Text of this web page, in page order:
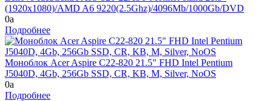
(1920x1080)/AMD A6 9220(2.5Ghz)/4096Mb/1000Gb/DVD
0a
Подробнее
Моноблок Acer Aspire C22-820 21.5" FHD Intel Pentium
J5040D, 4Gb, 256Gb SSD, CR, KB, M, Silver, NoOS
0a
Подробнее